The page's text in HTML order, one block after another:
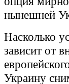
нынешней
Насколько
зависит от
Украину